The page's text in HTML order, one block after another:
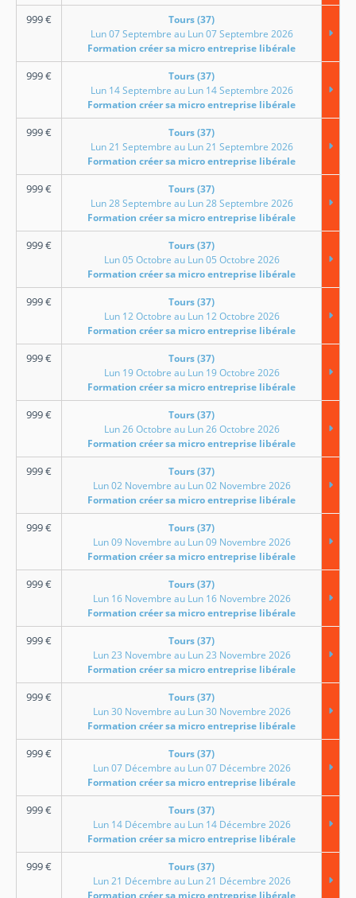
999€
Tours (37)
Lun 07 Septembre au Lun 07 Septembre 2026
Formation créer sa micro entreprise libérale
999€
Tours (37)
Lun 14 Septembre au Lun 14 Septembre 2026
Formation créer sa micro entreprise libérale
999€
Tours (37)
Lun 21 Septembre au Lun 21 Septembre 2026
Formation créer sa micro entreprise libérale
999€
Tours (37)
Lun 28 Septembre au Lun 28 Septembre 2026
Formation créer sa micro entreprise libérale
999€
Tours (37)
Lun 05 Octobre au Lun 05 Octobre 2026
Formation créer sa micro entreprise libérale
999€
Tours (37)
Lun 12 Octobre au Lun 12 Octobre 2026
Formation créer sa micro entreprise libérale
999€
Tours (37)
Lun 19 Octobre au Lun 19 Octobre 2026
Formation créer sa micro entreprise libérale
999€
Tours (37)
Lun 26 Octobre au Lun 26 Octobre 2026
Formation créer sa micro entreprise libérale
999€
Tours (37)
Lun 02 Novembre au Lun 02 Novembre 2026
Formation créer sa micro entreprise libérale
999€
Tours (37)
Lun 09 Novembre au Lun 09 Novembre 2026
Formation créer sa micro entreprise libérale
999€
Tours (37)
Lun 16 Novembre au Lun 16 Novembre 2026
Formation créer sa micro entreprise libérale
999€
Tours (37)
Lun 23 Novembre au Lun 23 Novembre 2026
Formation créer sa micro entreprise libérale
999€
Tours (37)
Lun 30 Novembre au Lun 30 Novembre 2026
Formation créer sa micro entreprise libérale
999€
Tours (37)
Lun 07 Décembre au Lun 07 Décembre 2026
Formation créer sa micro entreprise libérale
999€
Tours (37)
Lun 14 Décembre au Lun 14 Décembre 2026
Formation créer sa micro entreprise libérale
999€
Tours (37)
Lun 21 Décembre au Lun 21 Décembre 2026